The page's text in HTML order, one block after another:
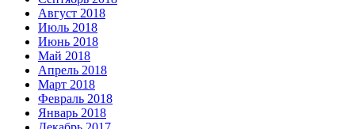
Август 2018
Июль 2018
Июнь 2018
Май 2018
Апрель 2018
Март 2018
Февраль 2018
Январь 2018